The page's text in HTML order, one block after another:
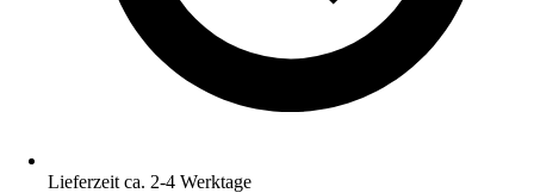
Lieferzeit ca. 2-4 Werktage